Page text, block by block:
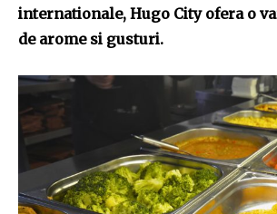
internationale, Hugo City ofera o
de arome si gusturi.